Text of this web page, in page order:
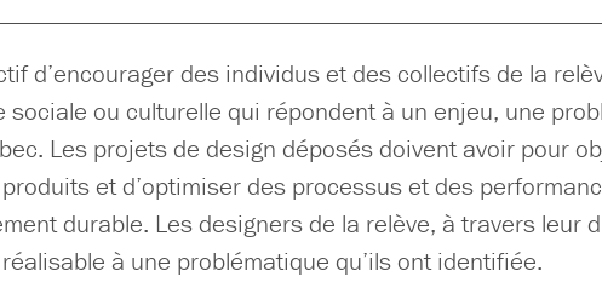
d’encourager des individus et des collectifs de la
sociale ou culturelle qui répondent à un enjeu, une
Les projets de design déposés doivent avoir pour
et d’optimiser des processus et des
durable. Les designers de la relève, à travers leur
à une problématique qu’ils ont identifiée.